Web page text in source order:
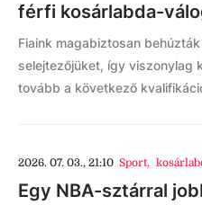
férfi kosárlabda-
Fiaink magabiztosan
selejtezőjüket, így viszonylag
tovább a következő
2026. 07. 03., 21:10 Sport,
Egy NBA-sztárral